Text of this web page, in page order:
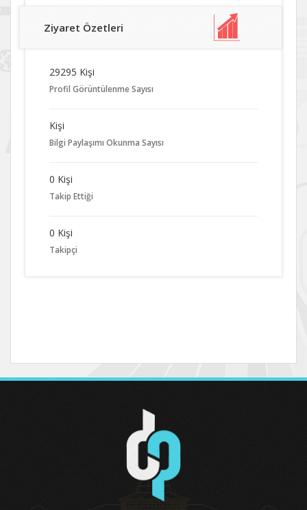
Ziyaret Özetleri
29295 Kişi
Profil Görüntülenme Sayısı
Kişi
Bilgi Paylaşımı Okunma Sayısı
0 Kişi
Takip Ettiği
0 Kişi
Takipçi